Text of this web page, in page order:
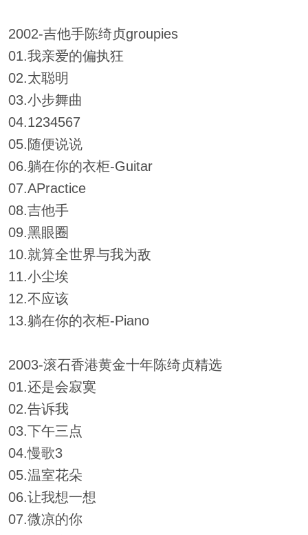
2002-吉他手陈绮贞groupies
01.我亲爱的偏执狂
02.太聪明
03.小步舞曲
04.1234567
05.随便说说
06.躺在你的衣柜-Guitar
07.APractice
08.吉他手
09.黑眼圈
10.就算全世界与我为敌
11.小尘埃
12.不应该
13.躺在你的衣柜-Piano
2003-滚石香港黄金十年陈绮贞精选
01.还是会寂寞
02.告诉我
03.下午三点
04.慢歌3
05.温室花朵
06.让我想一想
07.微凉的你